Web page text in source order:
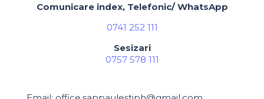
Comunicare index, Telefonic/ WhatsApp
0741 252 111
Sesizari
0757 578 111